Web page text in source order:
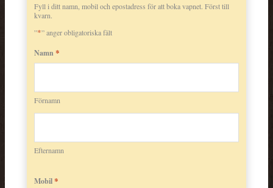
Fyll i ditt namn, mobil och epostadress för att boka vapnet. Först till
kvarn.
”*” anger obligatoriska fält
Namn *
Förnamn
Efternamn
Mobil*